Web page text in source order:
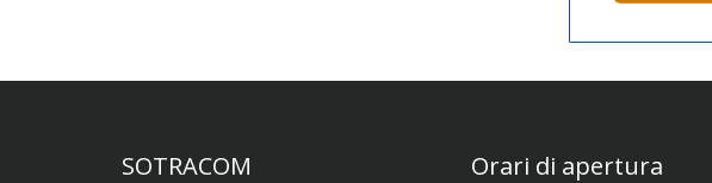
SOTRACOM Orari di apertura